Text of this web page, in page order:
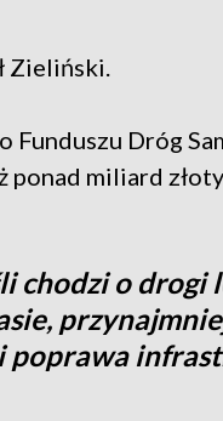
Zieliński.
Dróg
ponad miliard
chodzi o drogi
poprawa